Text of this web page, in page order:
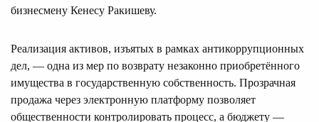
бизнесмену Кенесу Ракишеву.
Реализация активов, изъятых в рамках антикоррупционных
дел, — одна из мер по возврату незаконно приобретённого
имущества в государственную собственность. Прозрачная
продажа через электронную платформу позволяет
общественности контролировать процесс, а бюджету —